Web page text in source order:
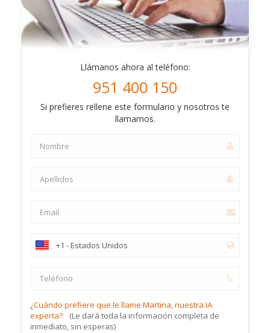
Llámanos ahora al teléfono:
951 400 150
Si prefieres rellene este formulario y nosotros te
llamamos.
¿Cuándo prefiere que le llame Martina, nuestra IA
experta?
(Le dará toda la información completa de
inmediato, sin esperas)